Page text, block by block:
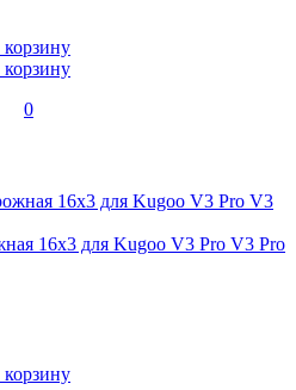
0
16x3 для Kugoo V3 Pro V3 Pro